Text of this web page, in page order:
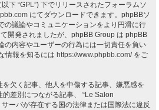
以下 “GPL”) 下でリリースされたフォーラムソ
にてダウンロードできます。phpBBソ
の議論やコミュニケーションをより円滑に行
開発されましたが、phpBB Group は phpBB
の内容やユーザーの行為には一切責任を負い
情報を知るには https://www.phpbb.com/をご
欠く記事、他人を中傷する記事、嫌悪感を
差別につながる記事、 “Le Salon
ーバが存在する国の法律または国際法に違反